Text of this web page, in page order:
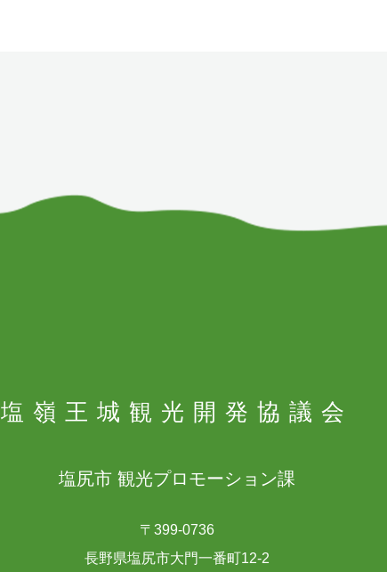
塩嶺王城 観光開発協議会
塩尻市 観光プロモーション課
〒399-0736
長野県塩尻市大門一番町12-2